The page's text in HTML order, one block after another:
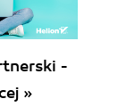
pliku (57)
pliku (58)
-
»